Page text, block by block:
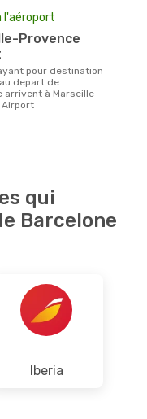
l'aéroport
depart de
arrivent à Marseille-
Airport
qui
Barcelone
Iberia